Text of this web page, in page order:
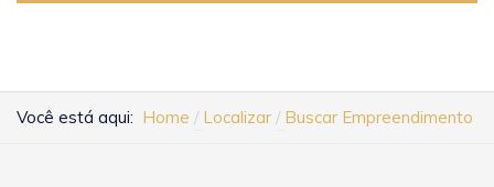
Você está aqui: Home Localizar Buscar Empreendimento